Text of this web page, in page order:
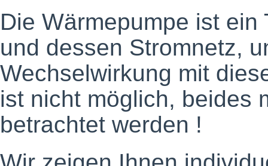
Die Wärmepumpe ist
und dessen Stromnetz,
Wechselwirkung mit
ist nicht möglich, beides
betrachtet werden !